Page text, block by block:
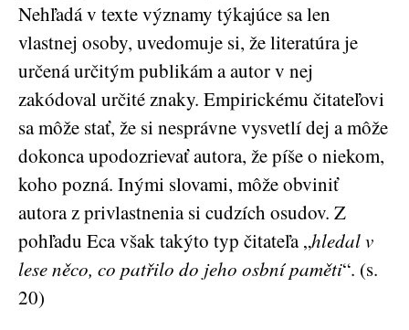
Nehľadá v texte významy týkajúce sa len
vlastnej osoby, uvedomuje si, že literatúra je
určená určitým publikám a autor v nej
zakódoval určité znaky. Empirickému čitateľovi
sa môže stať, že si nesprávne vysvetlí dej a môže
dokonca upodozrievať autora, že píše o niekom,
koho pozná. Inými slovami, môže obviniť
autora z privlastnenia si cudzích osudov. Z
pohľadu Eca však takýto typ čitateľa „hledal v
lese něco, co patřilo do jeho osbní paměti“. (s.
20)